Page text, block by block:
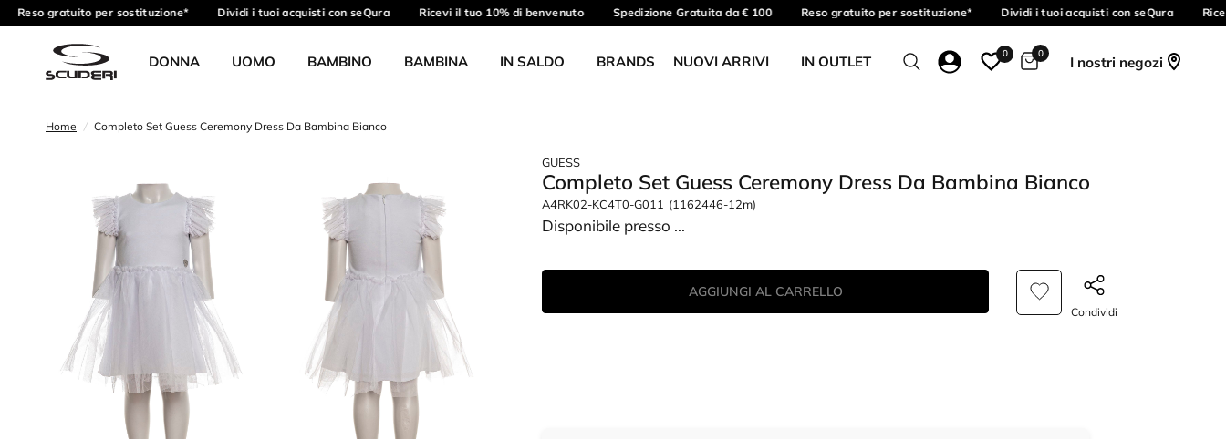
Reso gratuito per sostituzione* Dividi i tuoi acquisti con seQura Ricevi il tuo 10% di benvenuto Spedizione Gratuita da € 100 Reso gratuito per sostituzione* Dividi i tuoi acquisti con seQura
DONNA UOMO BAMBINO BAMBINA IN SALDO BRANDS NUOVI ARRIVI IN OUTLET 0 0
I nostri negozi
Home / Completo Set Guess Ceremony Dress Da Bambina Bianco
GUESS
Completo Set Guess Ceremony Dress Da Bambina Bianco
A4RK02-KC4T0-G011 (1162446-12m)
Disponibile presso ...
AGGIUNGI AL CARRELLO
Condividi